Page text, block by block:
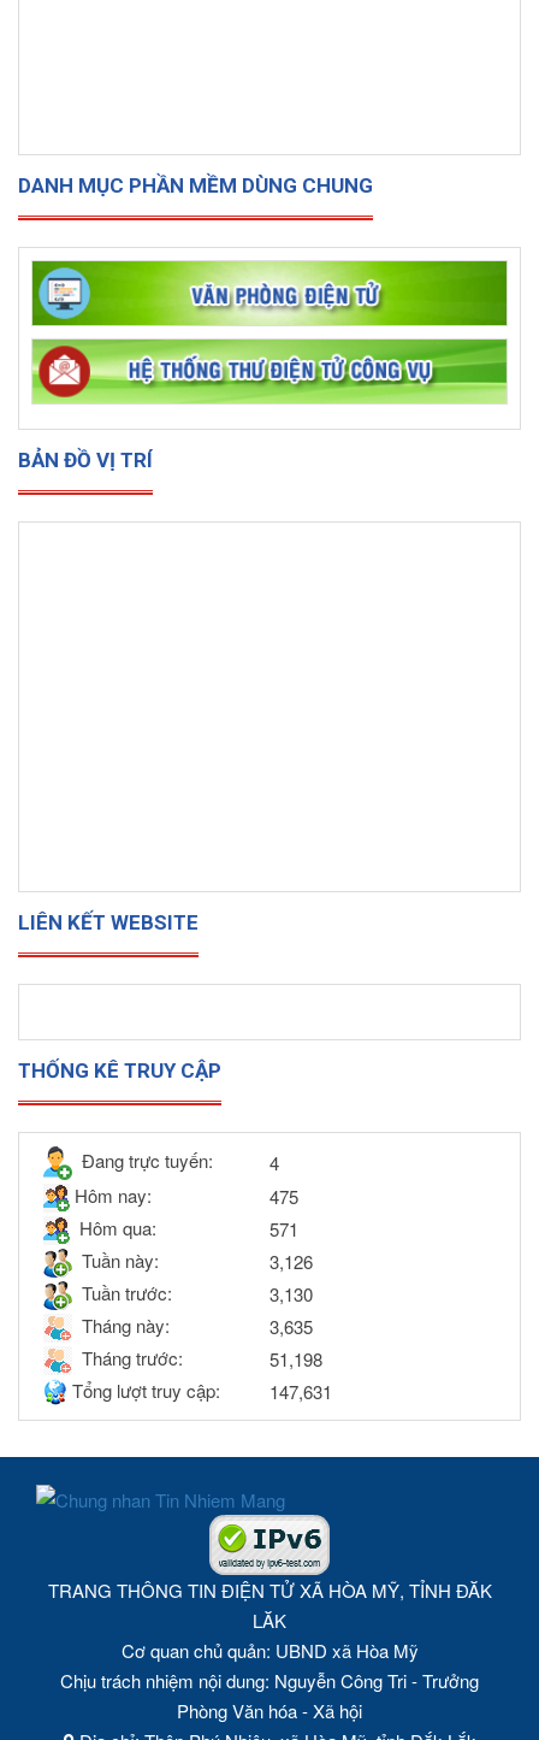
DANH MỤC PHẦN MỀM DÙNG CHUNG
BẢN ĐỒ VỊ TRÍ
LIÊN KẾT WEBSITE
THỐNG KÊ TRUY CẬP
Đang trực tuyến:
4
Hôm nay:
475
Hôm qua:
571
Tuần này:
3,126
Tuần trước:
3,130
Tháng này:
3,635
Tháng trước:
51,198
Tổng lượt truy cập:
147,631
TRANG THÔNG TIN ĐIỆN TỬ XÃ HÒA MỸ, TỈNH ĐĂK
LĂK
Cơ quan chủ quản: UBND xã Hòa Mỹ
Chịu trách nhiệm nội dung: Nguyễn Công Tri - Trưởng
Phòng Văn hóa - Xã hội